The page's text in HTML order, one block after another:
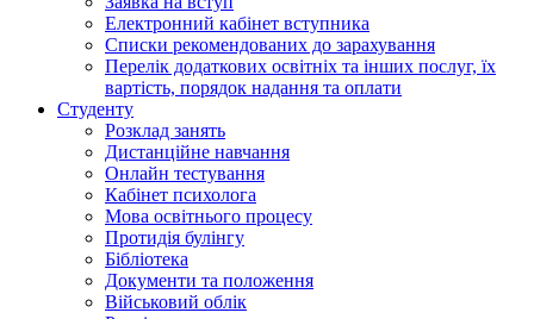
Електронний кабінет вступника
Списки рекомендованих до зарахування
Перелік додаткових освітніх та інших послуг, їх
вартість, порядок надання та оплати
Студенту
Розклад занять
Дистанційне навчання
Онлайн тестування
Кабінет психолога
Мова освітнього процесу
Протидія булінгу
Бібліотека
Документи та положення
Військовий облік